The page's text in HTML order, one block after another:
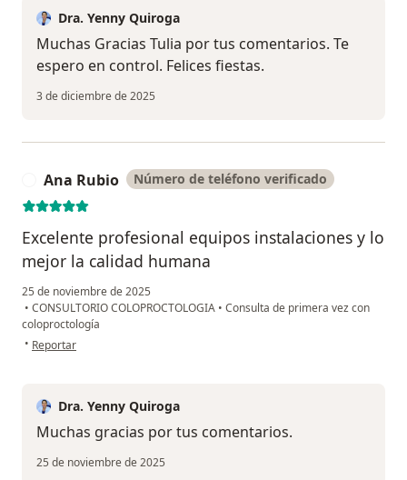
Dra. Yenny Quiroga
Muchas Gracias Tulia por tus comentarios. Te
espero en control. Felices fiestas.
3 de diciembre de 2025
Ana Rubio Número de teléfono verificado
Excelente profesional equipos instalaciones y lo
mejor la calidad humana
25 de noviembre de 2025
• CONSULTORIO COLOPROCTOLOGIA • Consulta de primera vez con
coloproctología
• en opinión del usuario Ana Rubio
Reportar
Dra. Yenny Quiroga
Muchas gracias por tus comentarios.
25 de noviembre de 2025